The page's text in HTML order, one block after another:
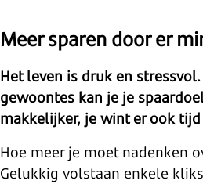
Meer sparen door er
Het leven is druk en
gewoontes kan je je
makkelijker, je wint er ook
Hoe meer je moet nadenken
Gelukkig volstaan enkele